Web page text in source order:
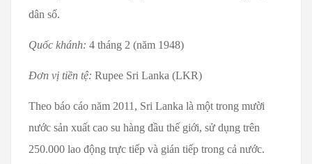
dân số.
Quốc khánh: 4 tháng 2 (năm 1948)
Đơn vị tiền tệ: Rupee Sri Lanka (LKR)
Theo báo cáo năm 2011, Sri Lanka là một trong mười
nước sản xuất cao su hàng đầu thế giới, sử dụng trên
250.000 lao động trực tiếp và gián tiếp trong cả nước.